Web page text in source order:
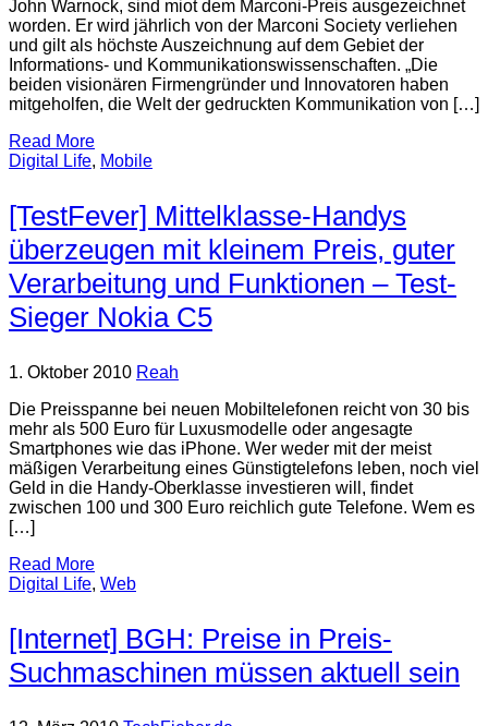
John Warnock, sind miot dem Marconi-Preis ausgezeichnet
worden. Er wird jährlich von der Marconi Society verliehen
und gilt als höchste Auszeichnung auf dem Gebiet der
Informations- und Kommunikationswissenschaften. „Die
beiden visionären Firmengründer und Innovatoren haben
mitgeholfen, die Welt der gedruckten Kommunikation von […]
Read More
Digital Life, Mobile
[TestFever] Mittelklasse-Handys
überzeugen mit kleinem Preis, guter
Verarbeitung und Funktionen – Test-
Sieger Nokia C5
1. Oktober 2010 Reah
Die Preisspanne bei neuen Mobiltelefonen reicht von 30 bis
mehr als 500 Euro für Luxusmodelle oder angesagte
Smartphones wie das iPhone. Wer weder mit der meist
mäßigen Verarbeitung eines Günstigtelefons leben, noch viel
Geld in die Handy-Oberklasse investieren will, findet
zwischen 100 und 300 Euro reichlich gute Telefone. Wem es
[…]
Read More
Digital Life, Web
[Internet] BGH: Preise in Preis-
Suchmaschinen müssen aktuell sein